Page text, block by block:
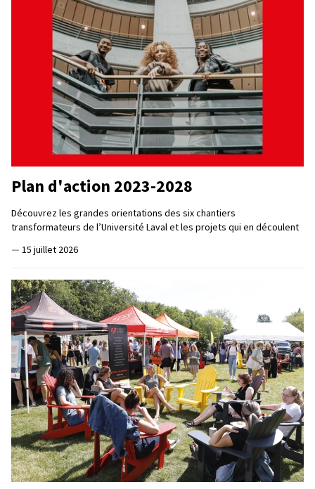
Plan d'action 2023-2028
Découvrez les grandes orientations des six chantiers
transformateurs de l’Université Laval et les projets qui en découlent
— 15 juillet 2026